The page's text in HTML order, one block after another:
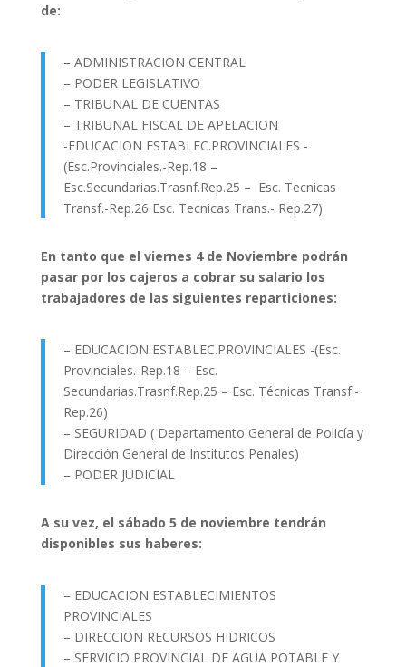
de:
– ADMINISTRACION CENTRAL
– PODER LEGISLATIVO
– TRIBUNAL DE CUENTAS
– TRIBUNAL FISCAL DE APELACION
-EDUCACION ESTABLEC.PROVINCIALES -
(Esc.Provinciales.-Rep.18 –
Esc.Secundarias.Trasnf.Rep.25 – Esc. Tecnicas
Transf.-Rep.26 Esc. Tecnicas Trans.- Rep.27)
En tanto que el viernes 4 de Noviembre podrán
pasar por los cajeros a cobrar su salario los
trabajadores de las siguientes reparticiones:
– EDUCACION ESTABLEC.PROVINCIALES -(Esc.
Provinciales.-Rep.18 – Esc.
Secundarias.Trasnf.Rep.25 – Esc. Técnicas Transf.-
Rep.26)
– SEGURIDAD ( Departamento General de Policía y
Dirección General de Institutos Penales)
– PODER JUDICIAL
A su vez, el sábado 5 de noviembre tendrán
disponibles sus haberes:
– EDUCACION ESTABLECIMIENTOS
PROVINCIALES
– DIRECCION RECURSOS HIDRICOS
– SERVICIO PROVINCIAL DE AGUA POTABLE Y